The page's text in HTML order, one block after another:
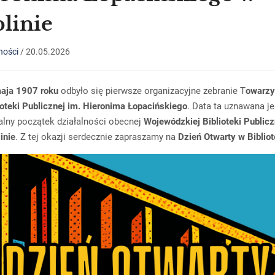
/20.05.2026
1907 roku odbyło się pierwsze organizacyjne zebranie T
Publicznej im. Hieronima Łopacińskiego. Data ta uznawana
początek działalności obecnejWojewódzkiej Biblioteki
. Z tej okazji serdecznie zapraszamy na Dzień Otwarty w